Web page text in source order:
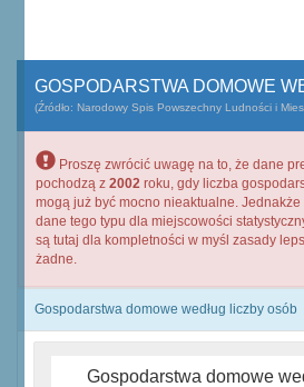
GOSPODARSTWA DOMOWE
(Źródło: Narodowy Spis Powszechny Ludności i
Proszę zwrócić uwagę na to, że dane
pochodzą z 2002 roku, gdy liczba
mogą już być mocno nieaktualne.
dane tego typu dla miejscowości
są tutaj dla kompletności w myśl zasady
żadne.
Gospodarstwa domowe według liczby osób
Gospodarstwa domowe